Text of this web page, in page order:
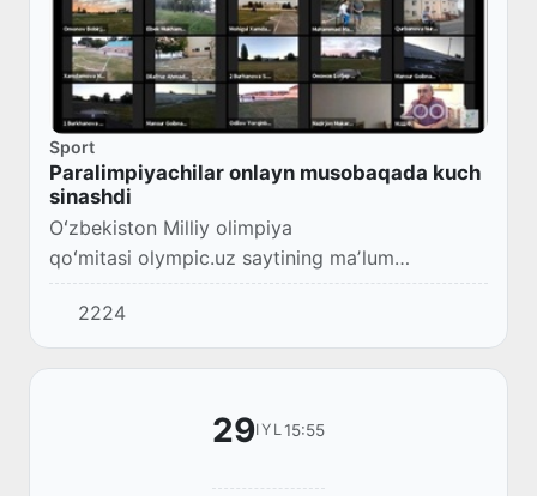
Sport
Paralimpiyachilar onlayn musobaqada kuch
sinashdi
Oʻzbekiston Milliy olimpiya
qoʻmitasi olympic.uz saytining maʼlum
qilishicha, bugun mamlakatimiz para-
atletchilari onlayn musobaqada kuch sinashdi.
2224
29IYL15:55